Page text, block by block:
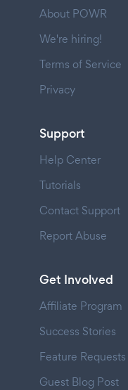
About POWR
We're hiring!
Terms of Service
Privacy
Support
Help Center
Tutorials
Contact Support
Report Abuse
Get Involved
Affiliate Program
Success Stories
Feature Requests
Guest Blog Post